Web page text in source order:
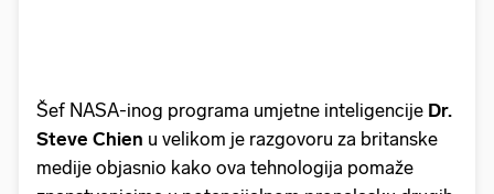
Šef NASA-inog programa umjetne inteligencije Dr.
Steve Chien u velikom je razgovoru za britanske
medije objasnio kako ova tehnologija pomaže